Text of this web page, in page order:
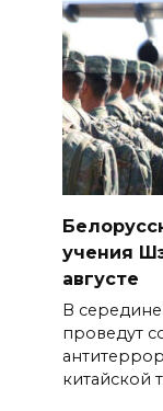
учения
августе
В середине
проведут
китайской